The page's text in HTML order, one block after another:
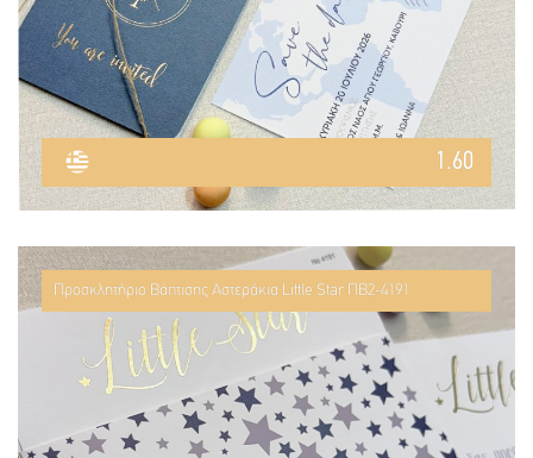
1.60
Προσκλητήριο Βάπτισης Αστεράκια Little Star ΠΒ2-4191